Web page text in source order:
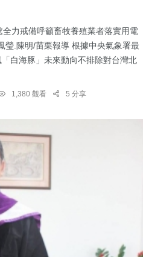
力戒備呼籲畜牧養殖業者落實用電
瑩.陳明/苗栗報導 根據中央氣象署最
白海豚」未來動向不排除對台灣北
1,380 觀看 5 分享